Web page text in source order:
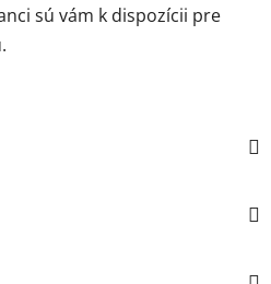
sú vám k dispozícii pre